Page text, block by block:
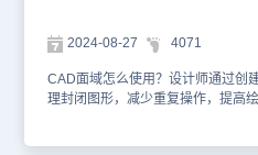
2024-08-27 4071
CAD面域怎么使用？设计师通过创
理封闭图形，减少重复操作，提高